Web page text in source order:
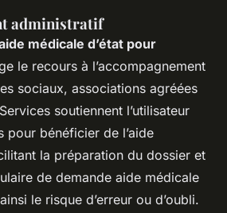
administratif
médicale d’état pour
le recours à l’accompagnement
sociaux, associations agréées
soutiennent l’utilisateur
pour bénéficier de l’aide
la préparation du dossier et
de demande aide médicale
le risque d’erreur ou d’oubli.